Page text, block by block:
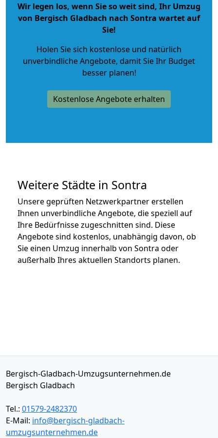
Wir legen los, wenn Sie so weit sind, Ihr Umzug
von Bergisch Gladbach nach Sontra wartet auf
Sie!
Holen Sie sich kostenlose und natürlich
unverbindliche Angebote, damit Sie Ihr Budget
besser planen!
Kostenlose Angebote erhalten
Weitere Städte in Sontra
Unsere geprüften Netzwerkpartner erstellen
Ihnen unverbindliche Angebote, die speziell auf
Ihre Bedürfnisse zugeschnitten sind. Diese
Angebote sind kostenlos, unabhängig davon, ob
Sie einen Umzug innerhalb von Sontra oder
außerhalb Ihres aktuellen Standorts planen.
Bergisch-Gladbach-Umzugsunternehmen.de
Bergisch Gladbach
Tel.: 01579-2482370
E-Mail: info@bergisch-gladbach-
umzugsunternehmen.de